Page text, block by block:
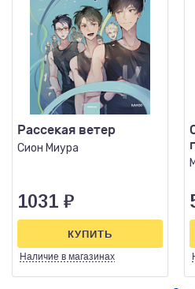
Рассекая ветер
Сион Миура
1031 ₽
Наличие в магазинах
КУПИТЬ